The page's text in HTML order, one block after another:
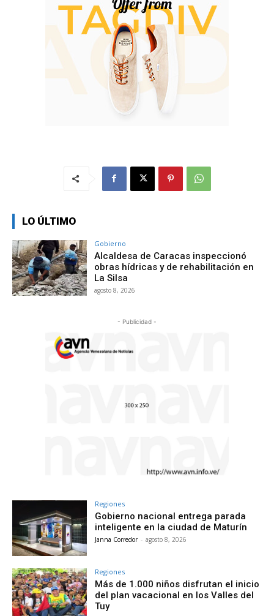
LO ÚLTIMO
Gobierno
Alcaldesa de Caracas inspeccionó
obras hídricas y de rehabilitación en
La Silsa
agosto 8, 2026
- Publicidad -
Regiones
Gobierno nacional entrega parada
inteligente en la ciudad de Maturín
Janna Corredor - agosto 8, 2026
Regiones
Más de 1.000 niños disfrutan el inicio
del plan vacacional en los Valles del
Tuy